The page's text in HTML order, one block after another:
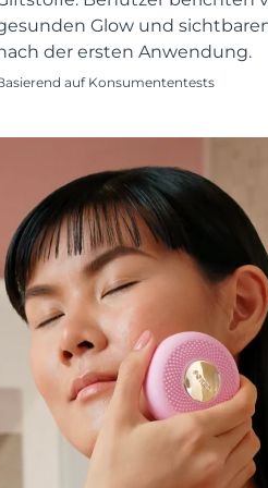
Glow und
der ersten Anwendung.
auf Konsumententests